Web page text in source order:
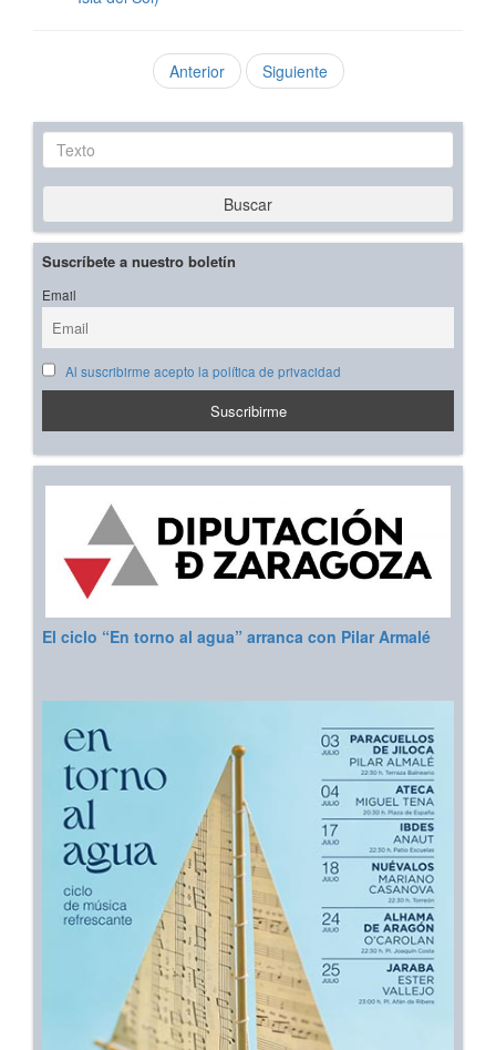
Anterior Siguiente
Texto
Buscar
Suscríbete a nuestro boletín
Email
Al suscribirme acepto la política de privacidad
El ciclo “En torno al agua” arranca con Pilar Armalé